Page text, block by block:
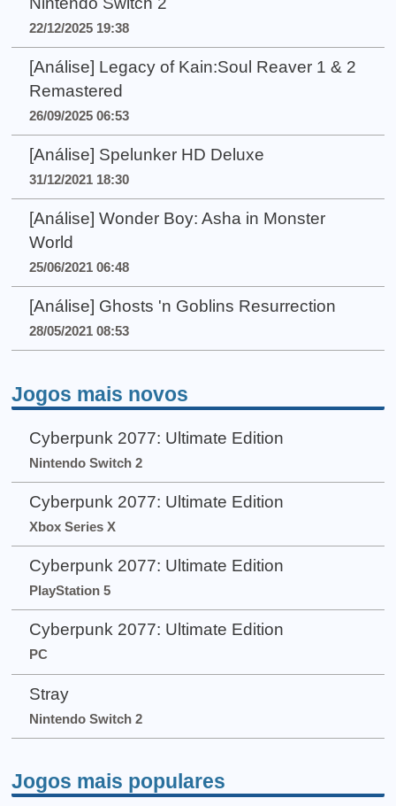
22/12/2025 19:38
[Análise] Legacy of Kain:Soul Reaver 1 & 2
Remastered
26/09/2025 06:53
[Análise] Spelunker HD Deluxe
31/12/2021 18:30
[Análise] Wonder Boy: Asha in Monster
World
25/06/2021 06:48
[Análise] Ghosts 'n Goblins Resurrection
28/05/2021 08:53
Jogos mais novos
Cyberpunk 2077: Ultimate Edition
Nintendo Switch 2
Cyberpunk 2077: Ultimate Edition
Xbox Series X
Cyberpunk 2077: Ultimate Edition
PlayStation 5
Cyberpunk 2077: Ultimate Edition
PC
Stray
Nintendo Switch 2
Jogos mais populares